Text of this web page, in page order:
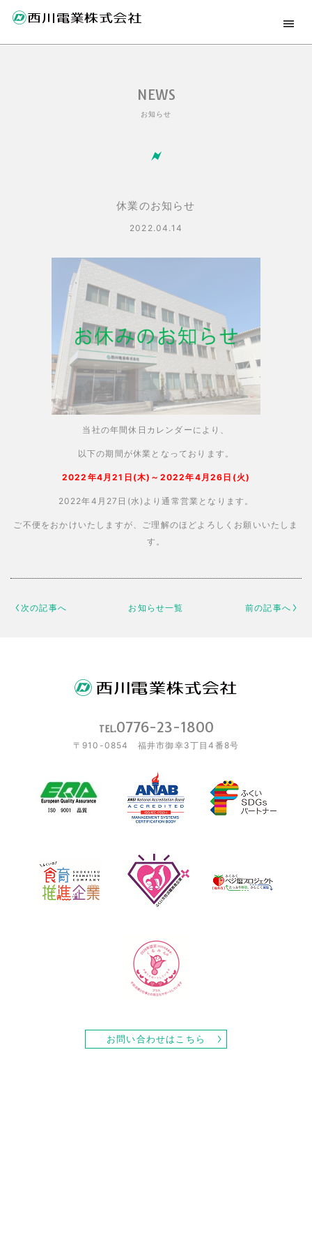
NEWS
お知らせ
休業のお知らせ
2022.04.14
当社の年間休日カレンダーにより、
以下の期間が休業となっております。
2022年4月21日(木)～2022年4月26日(火)
2022年4月27日(水)より通常営業となります。
ご不便をおかけいたしますが、ご理解のほどよろしくお願いいたしま
す。
次の記事へ お知らせ一覧 前の記事へ
TEL.0776-23-1800
〒910-0854 福井市御幸3丁目4番8号
お問い合わせはこちら